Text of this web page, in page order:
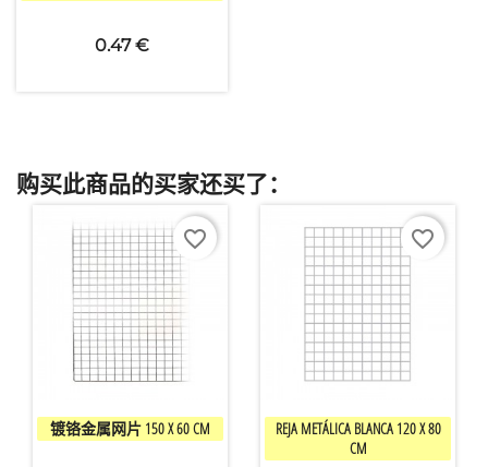
0.47 €
购买此商品的买家还买了：
快速查看
镀铬金属网片 150 X 60 CM
favorite_border
快速查看
REJA METÁLICA BLANCA 120 X 80
CM
favorite_border